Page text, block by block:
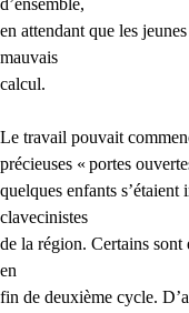
d’ensemble,
en attendant que les
mauvais
calcul.
Le travail pouvait
précieuses « portes
quelques enfants
clavecinistes
de la région. Certains
en
fin de deuxième cycle.